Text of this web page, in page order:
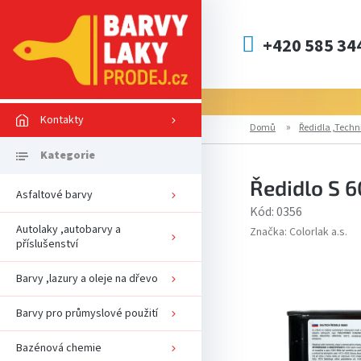
+420 585
Kontakty
Asfaltové barvy
Autolaky ,autobarvy a
příslušenství
Barvy ,lazury a oleje na dřevo
Barvy pro průmyslové použití
Bazénová chemie
Domů Ředidla
Ředidlo S
Kód:0356
Značka: Colorlak a.s.